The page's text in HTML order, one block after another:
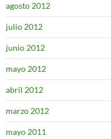
agosto 2012
julio 2012
junio 2012
mayo 2012
abril 2012
marzo 2012
mayo 2011